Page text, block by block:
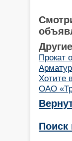
Прокат
Хотите
ОАО
Поиск